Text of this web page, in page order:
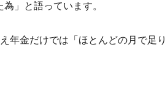
」と語っています。
年金だけでは「ほとんどの月で足り